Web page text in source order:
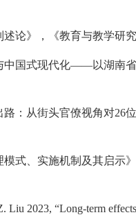
述论》，《教育与教学研
中国式现代化——以湖南
路：从街头官僚视角对26
模式、实施机制及其启示
2023, “Long-term